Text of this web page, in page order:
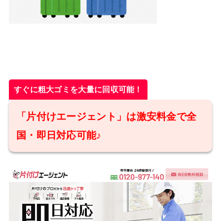
すぐに粗大ゴミを大量に回収可能！
「片付けエージェント」は激安料金で全
国・即日対応可能♪